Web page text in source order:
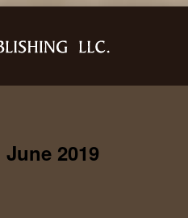
June 2019